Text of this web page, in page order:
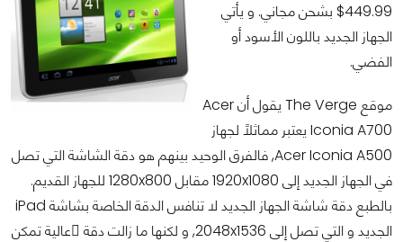
449.99$ بشحن مجاني. و يأتي
الجهاز الجديد باللون الأسود أو
الفضي.
موقع The Verge يقول أن Acer
Iconia A700 يعتبر مماثلاً لجهاز
Acer Iconia A500, فالفرق الوحيد بينهم هو دقة الشاشة التي تصل
في الجهاز الجديد إلى 1920x1080 مقابل 1280x800 للجهاز القديم.
بالطبع دقة شاشة الجهاز الجديد لا تنافس الدقة الخاصة بشاشة iPad
الجديد و التي تصل إلى 2048x1536, و لكنها ما زالت دقة ًعالية تمكن